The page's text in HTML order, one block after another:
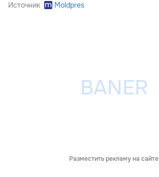
Источник Moldpres
Разместить рекламу на сайте